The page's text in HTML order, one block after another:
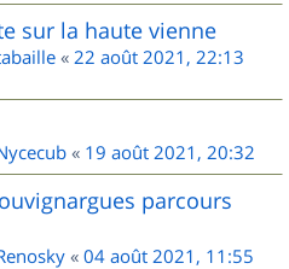
sur la haute vienne
« 22 août 2021, 22:13
« 19 août 2021, 20:32
parcours
« 04 août 2021, 11:55